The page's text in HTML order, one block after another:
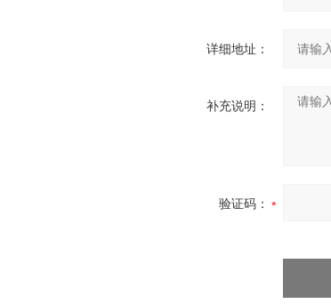
详细地址：
补充说明：
验证码：